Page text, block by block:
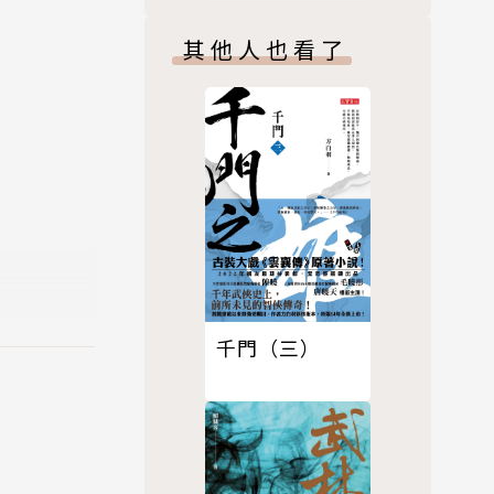
哪些書
其他人也看了
千門（三）